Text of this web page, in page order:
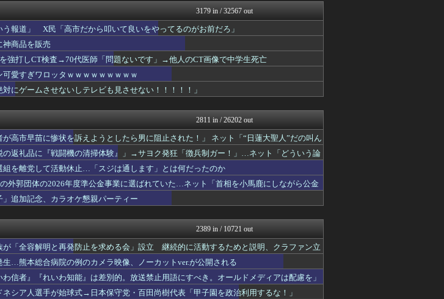
んでもない物を投入してしまう！！！...
NEWSまとめもりー｜2c...
催されるのか…ＨＰで観覧券販売も消...
かせまと！
ー14時間待ちｗ
おーるじゃんる
、金銀貴金属じゃなくて自動車とかっ...
さん、流石にキモすぎて炎上
あじあニュースちゃんねる
催されるのか…ＨＰで観覧券販売も消...
watch＠２ちゃんねる
、女性天皇容認が増加…識者に聞く...
しい回答がコチラｗｗｗｗｗｗ
オレ的ゲーム速報＠刃
学が異例の注意喚起
みそパンNEWS
ないしテレビも見させない！！！！！...
まとめたニュース
の様子に「青春」「うらやましい」...
国難にあってもの申す！！
理想ちゃんねる
スマホを向けてインプレ稼ぎの見物人
にゅーすアルー！
様ランチの日の丸はどうなるの？》...
反日愚国 恨寓瘻
数以上がSNSを使いこなしていたｗ...
保守速報
えている！」 ← 自民党が自ら受け...
政経ワロスまとめニュース♪
新しい選択肢を」
かせまと！
に対して子育て負担に苦しむ若手男性...
U-1 NEWS.
疑惑 → 韓国ネットに動揺広がる「...
もえるあじあ(･∀･)
NEWSまとめもりー｜2c...
近、見つけた空港職員が蹴り落とす…...
軍事・ミリタリー速報☆彡
提供「韓国内では適合する血...
おーるじゃんる
度も何度も追突され…何が目的か本当...
watch＠２ちゃんねる
援物資」を寄付してしまう
投資ちゃんねる
魅惑のマーメイド達と限界突破”して...
オレ的ゲーム速報＠刃
3179 in / 32567 out
報道」 X民「高市だから叩いて良いをやってるのがお前だろ」
神商品を販売
強打しCT検査→70代医師「問題ないです」→他人のCT画像で中学生死亡
可愛すぎワロッタｗｗｗｗｗｗｗｗｗ
対にゲームさせないしテレビも見させない！！！！！」
2811 in / 26202 out
が高市早苗に惨状を訴えようとしたら男に阻止された！」 ネット「“日蓮大聖人”だの叫ん
にしてるだけ」
の返礼品に『戦闘機の清掃体験』」→サヨク発狂「徴兵制ガー！」…ネット「どういう論
ったんだ？」
組を離党して活動休止…「スジは通します」とは何だったのか
の外郭団体の2026年度準公金事業に選ばれていた…ネット「首相を小馬鹿にしながら公金
もらいながら左手で反政府」
」追加記念、カラオケ懇親パーティー
2389 in / 10721 out
が「全容解明と再発防止を求める会」設立 継続的に活動するためと説明、クラファン立
生…熊本総合病院の例のカメラ映像、ノーカットver.が公開される
わ信者』『れいわ知能』は差別的。放送禁止用語にすべき。オールドメディアは配慮を」
してしまうw
ネシア人選手が始球式→日本保守党・百田尚樹代表「甲子園を政治利用するな！」